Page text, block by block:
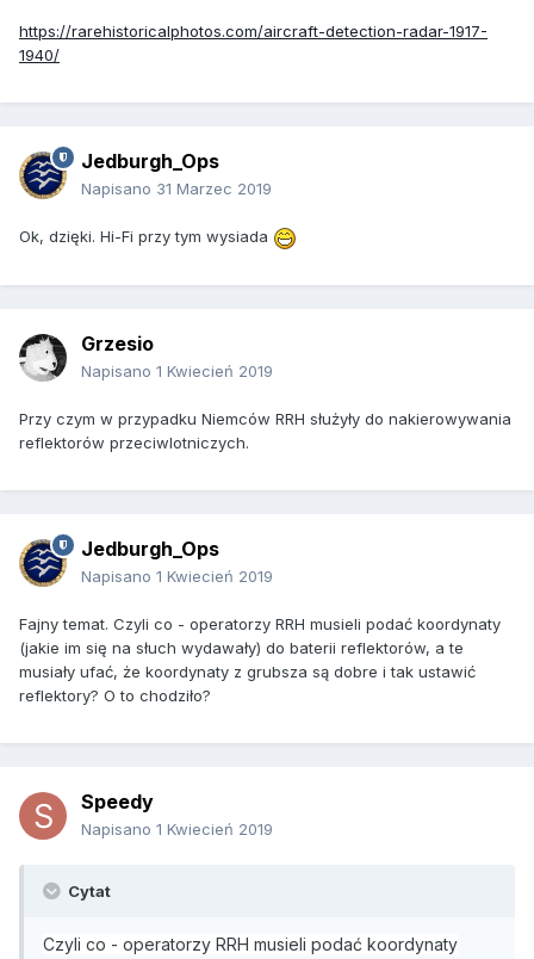
https://rarehistoricalphotos.com/aircraft-detection-radar-1917-
1940/
Jedburgh_Ops
Napisano 31 Marzec 2019
Ok, dzięki. Hi-Fi przy tym wysiada
Grzesio
Napisano 1 Kwiecień 2019
Przy czym w przypadku Niemców RRH służyły do nakierowywania
reflektorów przeciwlotniczych.
Jedburgh_Ops
Napisano 1 Kwiecień 2019
Fajny temat. Czyli co - operatorzy RRH musieli podać koordynaty
(jakie im się na słuch wydawały) do baterii reflektorów, a te
musiały ufać, że koordynaty z grubsza są dobre i tak ustawić
reflektory? O to chodziło?
Speedy
Napisano 1 Kwiecień 2019
Cytat
Czyli co - operatorzy RRH musieli podać koordynaty